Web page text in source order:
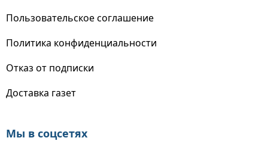
Пользовательское соглашение
Политика конфиденциальности
Отказ от подписки
Доставка газет
Мы в соцсетях